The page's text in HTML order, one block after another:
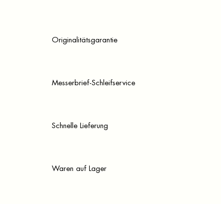
Originalitätsgarantie
Messerbrief-Schleifservice
Schnelle Lieferung
Waren auf Lager